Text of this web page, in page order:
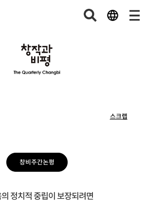
스크랩
창비주간논평
정치적 중립이 보장되려면